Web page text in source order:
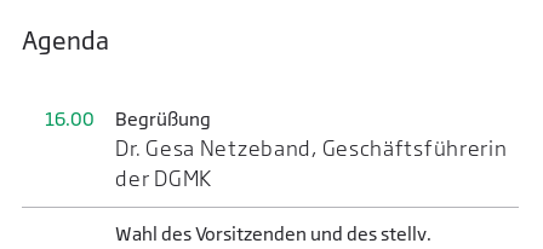
Agenda
16.00 Begrüßung
Dr. Gesa Netzeband, Geschäftsführerin
der DGMK
Wahl des Vorsitzenden und des stellv.